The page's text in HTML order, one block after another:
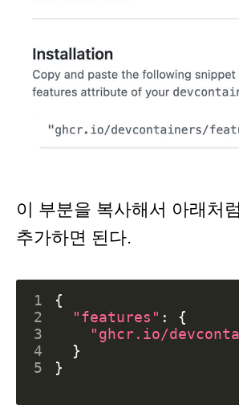
이 부분을 복사해서 아래처럼
추가하면 된다.
1
{
2
"features" :
{
3
"ghcr.io/
4
}
5
}